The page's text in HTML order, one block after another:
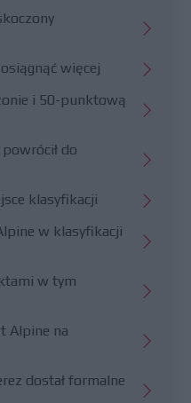
więcej
i 50-punktową
do
klasyfikacji
w klasyfikacji
w tym
Alpine na
dostał formalne